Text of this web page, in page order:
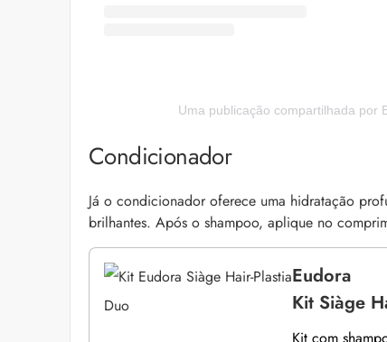
Uma publicação compartilhada por
Condicionador
Já o condicionador oferece uma hidratação
brilhantes. Após o shampoo, aplique no
Eudora
Kit Siàge
Kit com